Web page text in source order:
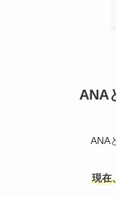
ANA
ANA
現在